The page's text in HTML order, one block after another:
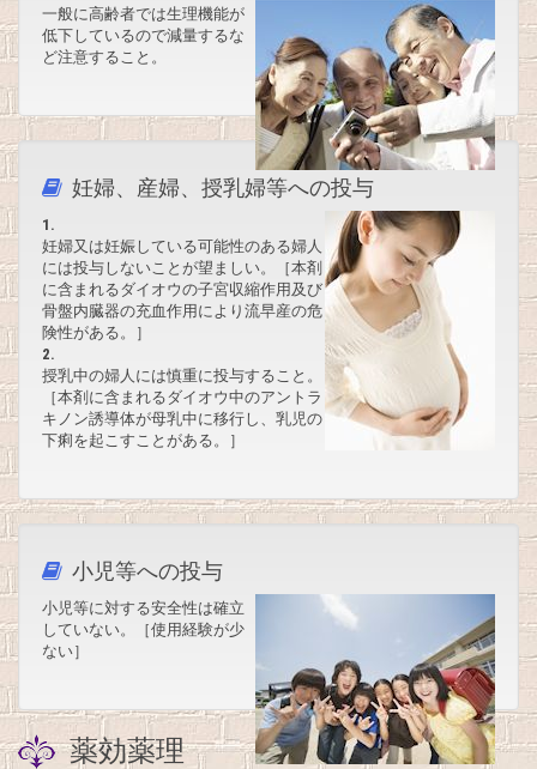
一般に高齢者では生理機能が
低下しているので減量するな
ど注意すること。
妊婦、産婦、授乳婦等への投与
1.
妊婦又は妊娠している可能性のある婦人
には投与しないことが望ましい。［本剤
に含まれるダイオウの子宮収縮作用及び
骨盤内臓器の充血作用により流早産の危
険性がある。］
2.
授乳中の婦人には慎重に投与すること。
［本剤に含まれるダイオウ中のアントラ
キノン誘導体が母乳中に移行し、乳児の
下痢を起こすことがある。］
小児等への投与
小児等に対する安全性は確立
していない。［使用経験が少
ない］
薬効薬理